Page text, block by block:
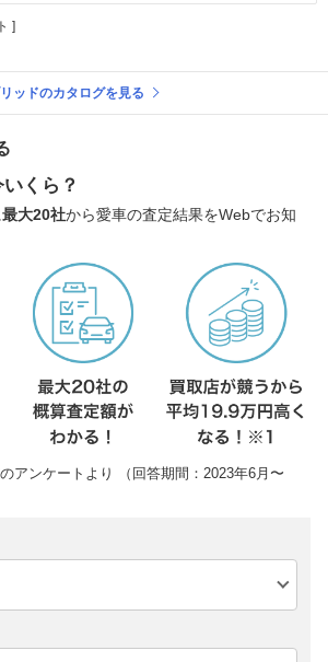
]
ッドのカタログを見る
くら？
最大20社から愛車の査定結果をWebでお知
アンケートより （回答期間：2023年6月〜